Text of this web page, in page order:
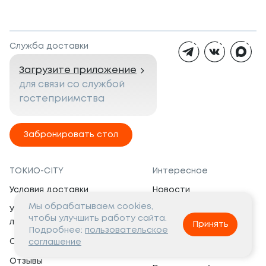
Служба доставки
Загрузите приложение
для связи со службой
гостеприимства
Забронировать стол
ТОКИО-CITY
Условия доставки
Условия программы
лояльности
Сертификаты
Отзывы
Интересное
Новости
Вакансии
Социальная жизнь
Мы обрабатываем cookies,
чтобы улучшить работу сайта.
Подробнее: пользовательское
соглашение
Принять